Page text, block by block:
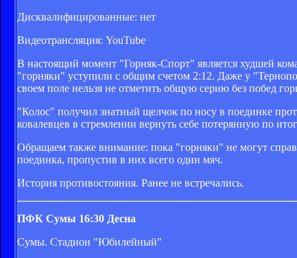
Дисквалифицированные: нет
Видеотрансляция: YouTube
В настоящий момент "Горняк-Спорт" является худшей
"горняки" уступили с общим счетом 2:12. Даже у
своем поле нельзя не отметить общую серию без побед
"Колос" получил знатный щелчок по носу в поединке
ковалевцев в стремлении вернуть себе потерянную по
Обращаем также внимание: пока "горняки" не могут
поединка, пропустив в них всего один мяч.
История противостояния. Ранее не встречались.
ПФК Сумы 16:30 Десна
Сумы. Стадион "Юбилейный"